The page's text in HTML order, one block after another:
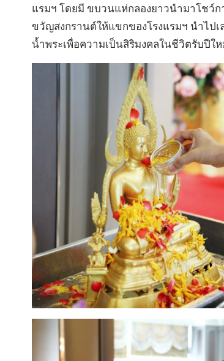
แรมฯ โดยมี ขบวนแห่กลองยาวนำมาโชว์
ขวัญสงกรานต์ให้แขกของโรงแรมฯ นำไป
น้ำพระเพื่อความเป็นสิริมงคลในชีวิตรับปีใ